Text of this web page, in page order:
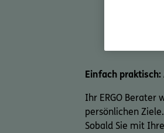
Einfach
Ihr ERGO Berater
persönlichen Ziele.
Sobald Sie mit